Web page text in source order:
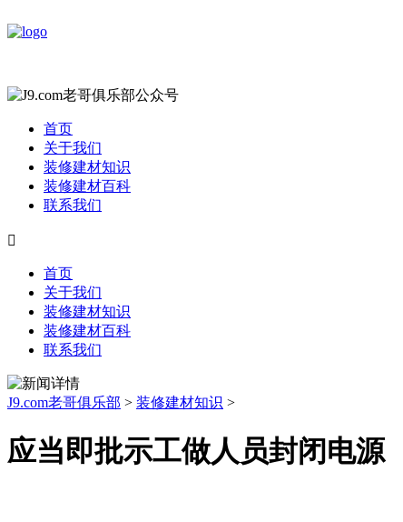
首页
关于我们
装修建材知识
装修建材百科
联系我们

首页
关于我们
装修建材知识
装修建材百科
联系我们
J9.com老哥俱乐部 > 装修建材知识 >
应当即批示工做人员封闭电源